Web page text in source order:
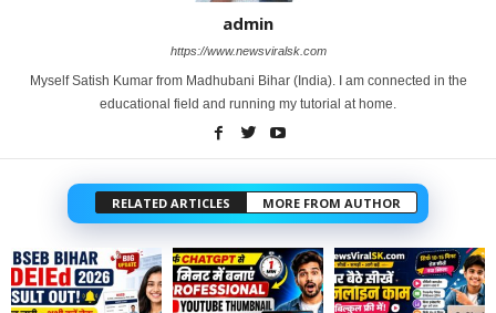
admin
https://www.newsviralsk.com
Myself Satish Kumar from Madhubani Bihar (India). I am connected in the
educational field and running my tutorial at home.
RELATED ARTICLES MORE FROM AUTHOR